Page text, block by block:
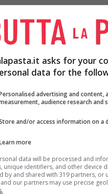
asks for your
data for the
advertising and content,
audience research and
and/or access information on a
more
data will be processed and
unique identifiers, and other device
by and shared with 319 partners, or
and our partners may use precise